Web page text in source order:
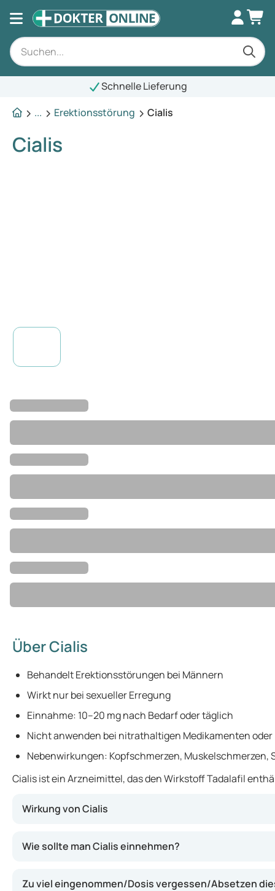
Schnelle Lieferung
...
Erektionsstörung Cialis
Cialis
Über Cialis
Behandelt Erektionsstörungen bei Männern
Wirkt nur bei sexueller Erregung
Einnahme: 10–20 mg nach Bedarf oder täglich
Nicht anwenden bei nitrathaltigen Medikamenten
Nebenwirkungen: Kopfschmerzen, Muskelschmerzen,
Cialis ist ein Arzneimittel, das den Wirkstoff Tadalafil
Wirkung von Cialis
Wie sollte man Cialis einnehmen?
Zu viel eingenommen/Dosis vergessen/Absetzen